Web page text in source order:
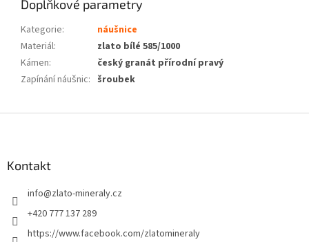
Doplňkové parametry
Kategorie:
náušnice
Materiál:
zlato bílé 585/1000
Kámen:
český granát přírodní pravý
Zapínání náušnic: šroubek
Kontakt
info@zlato-mineraly.cz
+420 777 137 289
https://www.facebook.com/zlatomineraly